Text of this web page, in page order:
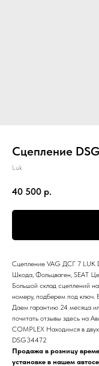
Сцепление
Luk
40 500 р.
Сцепление VAG ДСГ 7 LUK
Шкода, Фольцваген, SEAT
Большой склад сцеплений
номеру, подберем под ключ.
Даем гарантию 24 месяца
почитать отзывы здесь на
COMPLEX Находимся в
DSG34472
Продажа в розницу
установке в нашем